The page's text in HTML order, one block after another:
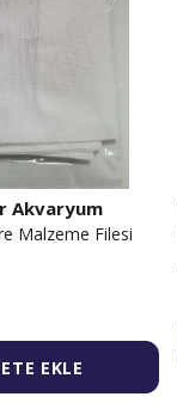
Akvaryum
Malzeme Filesi
EKLE